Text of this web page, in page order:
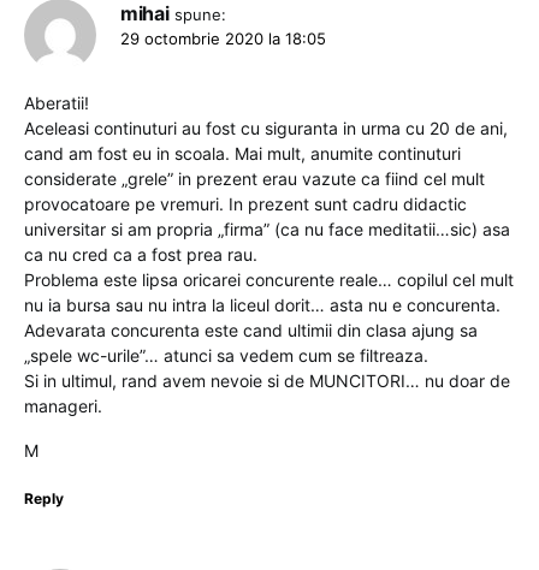
mihai spune:
29 octombrie 2020 la 18:05
Aberatii!
Aceleasi continuturi au fost cu siguranta in urma cu 20 de ani,
cand am fost eu in scoala. Mai mult, anumite continuturi
considerate „grele” in prezent erau vazute ca fiind cel mult
provocatoare pe vremuri. In prezent sunt cadru didactic
universitar si am propria „firma” (ca nu face meditatii…sic) asa
ca nu cred ca a fost prea rau.
Problema este lipsa oricarei concurente reale… copilul cel mult
nu ia bursa sau nu intra la liceul dorit… asta nu e concurenta.
Adevarata concurenta este cand ultimii din clasa ajung sa
„spele wc-urile”… atunci sa vedem cum se filtreaza.
Si in ultimul, rand avem nevoie si de MUNCITORI… nu doar de
manageri.
M
Reply